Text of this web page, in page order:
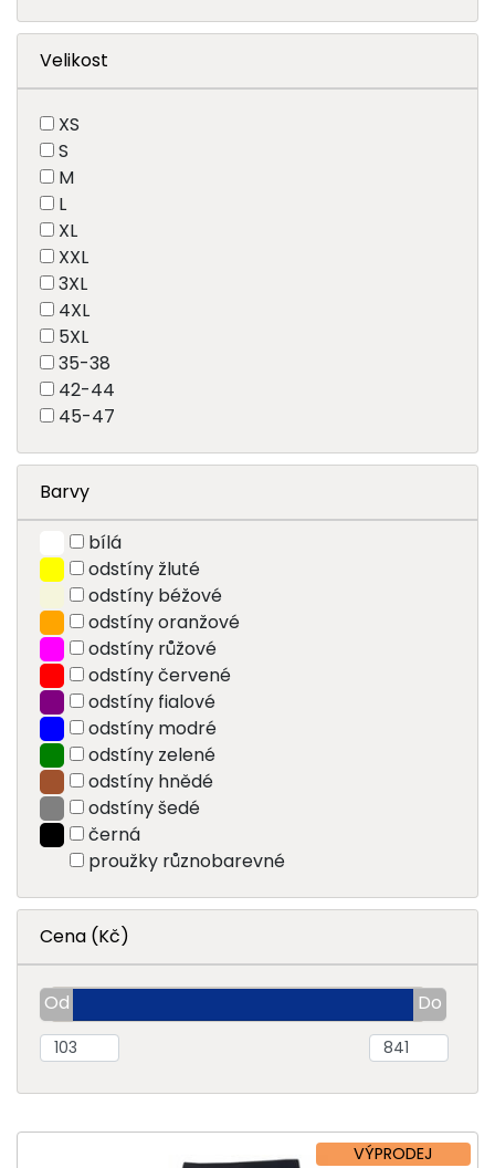
Velikost
XS
S
M
L
XL
XXL
3XL
4XL
5XL
35-38
42-44
45-47
Barvy
bílá
odstíny žluté
odstíny béžové
odstíny oranžové
odstíny růžové
odstíny červené
odstíny fialové
odstíny modré
odstíny zelené
odstíny hnědé
odstíny šedé
černá
proužky různobarevné
Cena (Kč)
VÝPRODEJ